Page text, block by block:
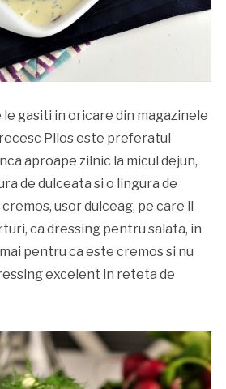
gasiti in oricare din magazinele
Pilos este preferatul
aproape zilnic la micul dejun,
de dulceata si o lingura de
usor dulceag, pe care il
ca dressing pentru salata, in
pentru ca este cremos si nu
excelent in reteta de